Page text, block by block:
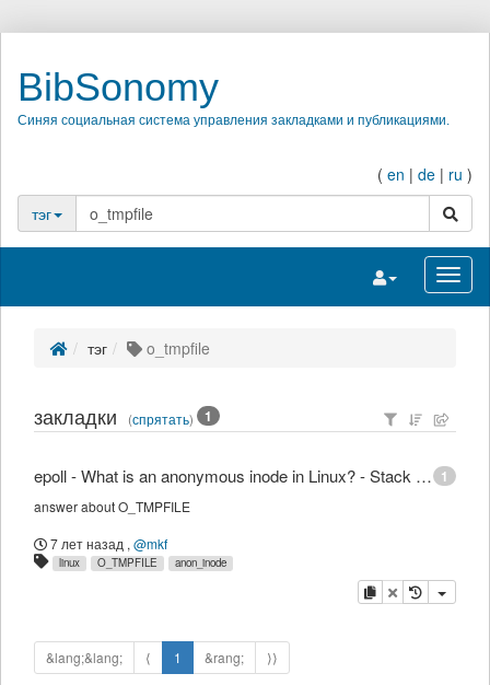
BibSonomy
Синяя социальная система управления закладками и публикациями.
( en | de | ru )
тэг
поиск
Переключить
тэг o_tmpfile
закладки (спрятать) 1
1
epoll - What is an anonymous inode in Linux? - Stack Overflow
answer about O_TMPFILE
7 лет назад , @mkf
linux O_TMPFILE anon_inode
копировать
удалить
&lang;&lang; ⟨ 1 &rang; ⟩⟩